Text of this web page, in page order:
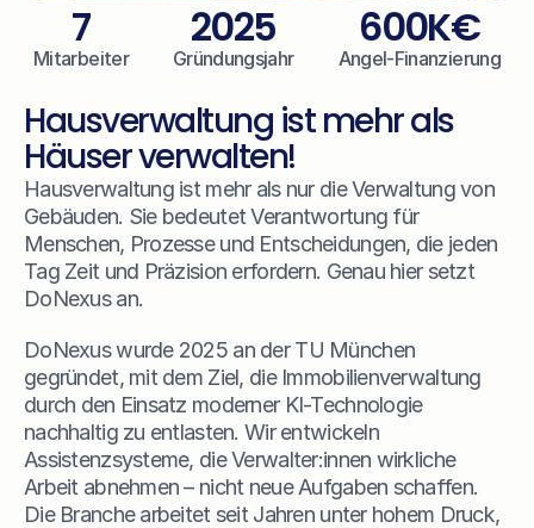
7
Mitarbeiter
2025
Gründungsjahr
600K€
Angel-Finanzierung
Hausverwaltung ist mehr als
Häuser verwalten!
Hausverwaltung ist mehr als nur die Verwaltung von
Gebäuden. Sie bedeutet Verantwortung für
Menschen, Prozesse und Entscheidungen, die jeden
Tag Zeit und Präzision erfordern. Genau hier setzt
DoNexus an.
DoNexus wurde 2025 an der TU München
gegründet, mit dem Ziel, die Immobilienverwaltung
durch den Einsatz moderner KI-Technologie
nachhaltig zu entlasten. Wir entwickeln
Assistenzsysteme, die Verwalter:innen wirkliche
Arbeit abnehmen – nicht neue Aufgaben schaffen.
Die Branche arbeitet seit Jahren unter hohem Druck,